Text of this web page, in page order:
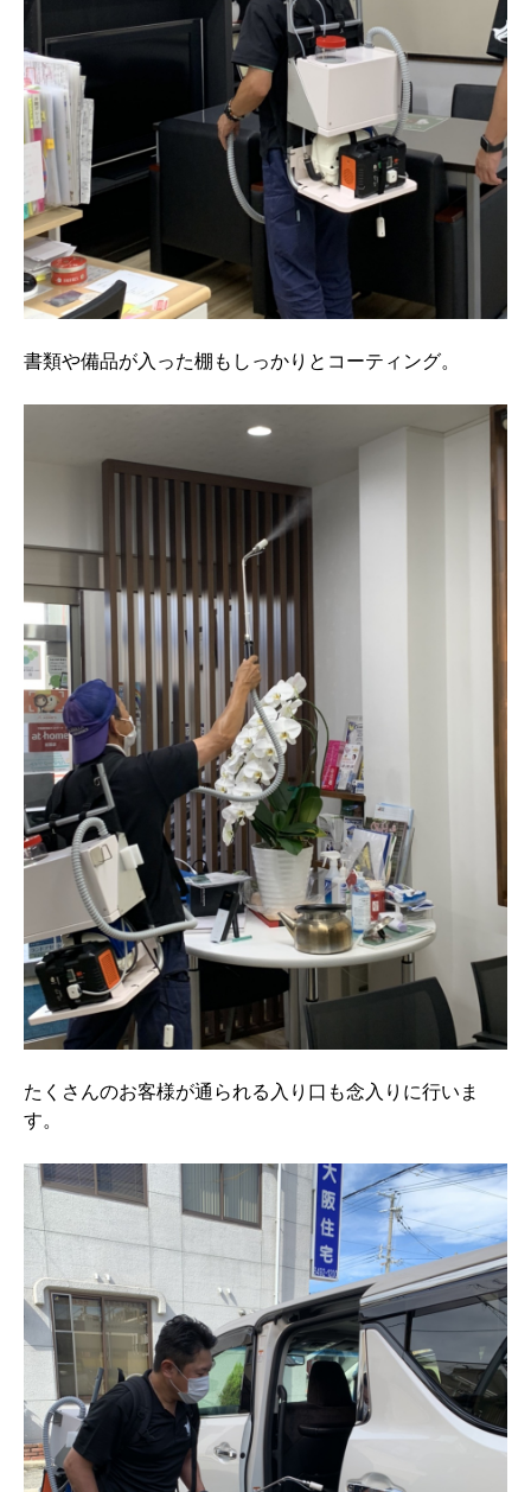
書類や備品が入った棚もしっかりとコーティング。
たくさんのお客様が通られる入り口も念入りに行いま
す。